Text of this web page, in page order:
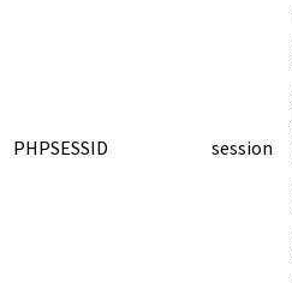
PHPSESSID session